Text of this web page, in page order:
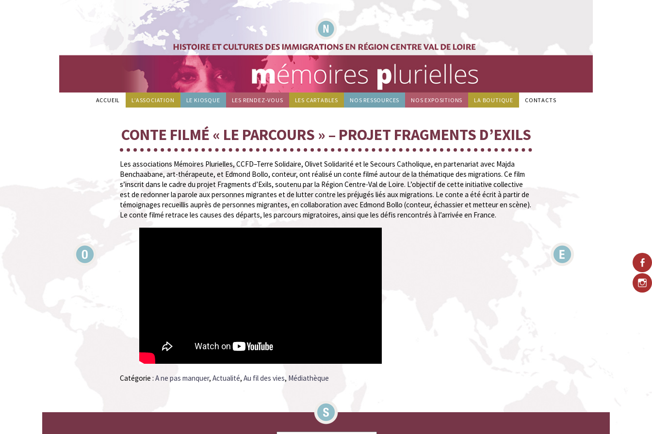
ACCUEIL L’ASSOCIATION LE KIOSQUE LES RENDEZ-VOUS LES CARTABLES NOS RESSOURCES NOS EXPOSITIONS LA BOUTIQUE CONTACTS
CONTE FILMÉ « LE PARCOURS » – PROJET FRAGMENTS D’EXILS
Les associations Mémoires Plurielles, CCFD–Terre Solidaire, Olivet Solidarité et le Secours Catholique, en partenariat avec Majda
Benchaabane, art-thérapeute, et Edmond Bollo, conteur, ont réalisé un conte filmé autour de la thématique des migrations. Ce film
s’inscrit dans le cadre du projet Fragments d’Exils, soutenu par la Région Centre-Val de Loire. L’objectif de cette initiative collective
est de redonner la parole aux personnes migrantes et de lutter contre les préjugés liés aux migrations. Le conte a été écrit à partir de
témoignages recueillis auprès de personnes migrantes, en collaboration avec Edmond Bollo (conteur, échassier et metteur en scène).
Le conte filmé retrace les causes des départs, les parcours migratoires, ainsi que les défis rencontrés à l’arrivée en France.
Catégorie : A ne pas manquer, Actualité, Au fil des vies, Médiathèque